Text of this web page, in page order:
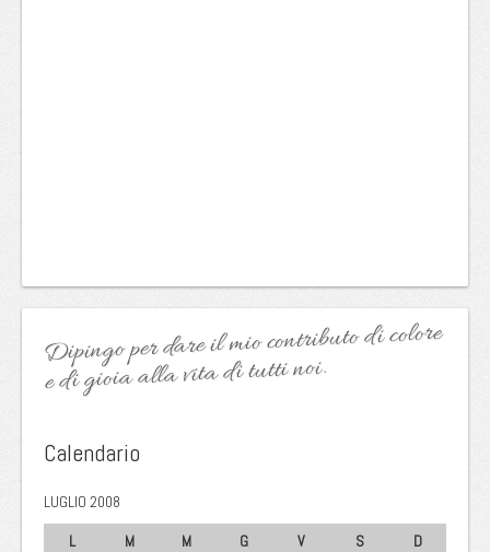
Dipingo per dare il mio contributo di colore
e di gioia alla vita di tutti noi.
Calendario
LUGLIO 2008
L
M M G V S
D